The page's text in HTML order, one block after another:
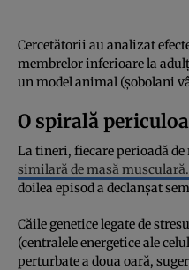
Cercetătorii au analizat
membrelor inferioare la
un model animal (șobolani
O spirală
La tineri, fiecare perioadă
similară de masă musculară.
doilea episod a declanșat
Căile genetice legate de
(centralele energetice ale
perturbate a doua oară,